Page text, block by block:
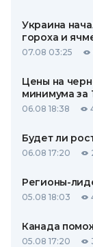
Украина
гороха и
07.08 03:25
Цены на
минимума за
06.08 18:38
Будет ли
06.08 17:20
Регионы-
05.08 18:03
Канада
05.08 17:20